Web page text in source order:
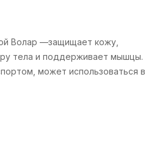
Волар —защищает кожу,
тела и поддерживает мышцы.
может использоваться в